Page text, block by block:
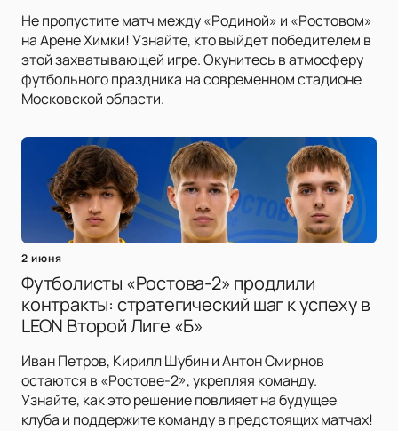
Не пропустите матч между «Родиной» и «Ростовом»
на Арене Химки! Узнайте, кто выйдет победителем в
этой захватывающей игре. Окунитесь в атмосферу
футбольного праздника на современном стадионе
Московской области.
2 июня
Футболисты «Ростова-2» продлили
контракты: стратегический шаг к успеху в
LEON Второй Лиге «Б»
Иван Петров, Кирилл Шубин и Антон Смирнов
остаются в «Ростове-2», укрепляя команду.
Узнайте, как это решение повлияет на будущее
клуба и поддержите команду в предстоящих матчах!